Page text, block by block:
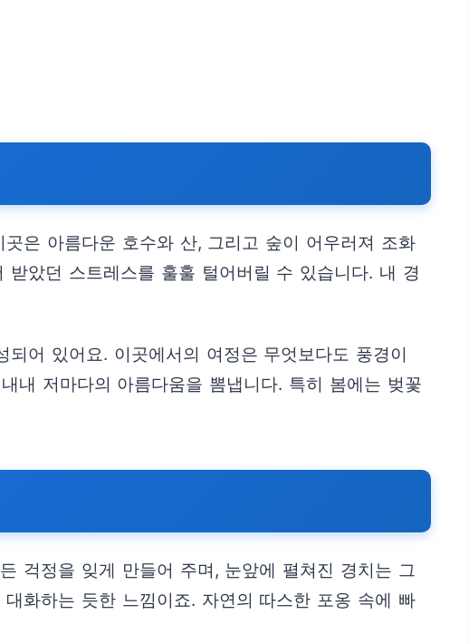
은 아름다운 호수와 산, 그리고 숲이 어우러져 조화
았던 스트레스를 훌훌 털어버릴 수 있습니다. 내 경
어 있어요. 이곳에서의 여정은 무엇보다도 풍경이
내 저마다의 아름다움을 뽐냅니다. 특히 봄에는 벚꽃
걱정을 잊게 만들어 주며, 눈앞에 펼쳐진 경치는 그
화하는 듯한 느낌이죠. 자연의 따스한 포옹 속에 빠